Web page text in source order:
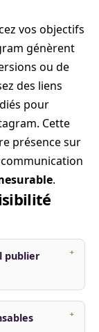
vos objectifs
génèrent
ou de
des liens
pour
Cette
présence sur
.
publier